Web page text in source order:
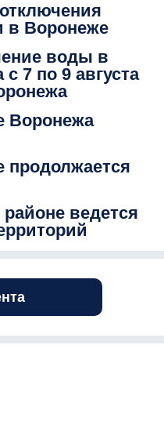
в Воронеже
воды в
7 по 9 августа
Воронежа
продолжается
ведется